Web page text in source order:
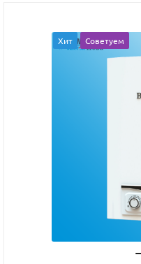
Хит Советуем